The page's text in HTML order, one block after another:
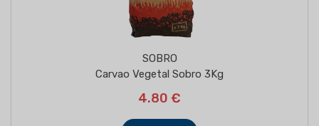
SOBRO
Carvao Vegetal Sobro 3Kg
4.80 €